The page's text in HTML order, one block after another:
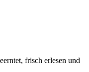
frisch erlesen und